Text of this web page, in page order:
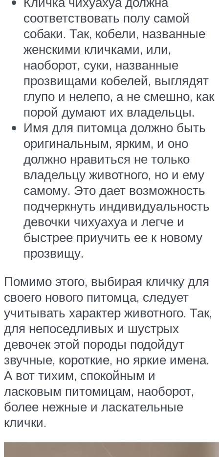
соответствовать полу самой
собаки. Так, кобели, названные
женскими кличками, или,
наоборот, суки, названные
прозвищами кобелей, выглядят
глупо и нелепо, а не смешно, как
порой думают их владельцы.
Имя для питомца должно быть
оригинальным, ярким, и оно
должно нравиться не только
владельцу животного, но и ему
самому. Это дает возможность
подчеркнуть индивидуальность
девочки чихуахуа и легче и
быстрее приучить ее к новому
прозвищу.
Помимо этого, выбирая кличку для
своего нового питомца, следует
учитывать характер животного. Так,
для непоседливых и шустрых
девочек этой породы подойдут
звучные, короткие, но яркие имена.
А вот тихим, спокойным и
ласковым питомицам, наоборот,
более нежные и ласкательные
клички.